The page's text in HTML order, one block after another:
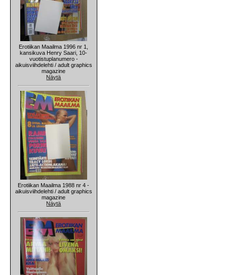
Erotiikan Maailma 1996 nr 1,
kansikuva Henry Saari, 10-
vuotistuplanumero -
aikuisviihdelehti / adult graphics
magazine
Näytä
Erotiikan Maailma 1988 nr 4 -
aikuisviihdelehti / adult graphics
magazine
Näytä